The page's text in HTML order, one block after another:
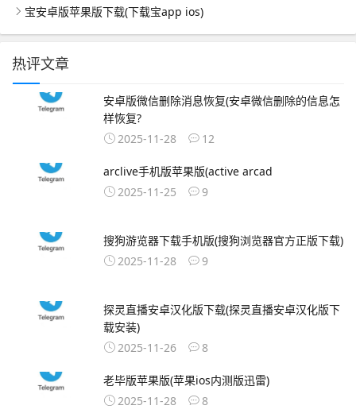
宝安卓版苹果版下载(下载宝app ios)
热评文章
安卓版微信删除消息恢复(安卓微信删除的信息怎
样恢复?
2025-11-28
12
arclive手机版苹果版(active arcad
2025-11-25
9
搜狗游览器下载手机版(搜狗浏览器官方正版下载)
2025-11-28
9
探灵直播安卓汉化版下载(探灵直播安卓汉化版下
载安装)
2025-11-26
8
老毕版苹果版(苹果ios内测版迅雷)
2025-11-28
8